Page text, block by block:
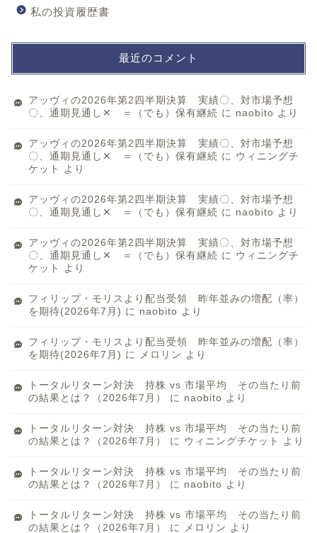
私の投資履歴書
最近のコメント
アッヴィの2026年第2四半期決算 実績〇、対市場予想
〇、通期見通し✕ ＝（でも）保有継続 に naobito より
アッヴィの2026年第2四半期決算 実績〇、対市場予想
〇、通期見通し✕ ＝（でも）保有継続 に ウィニングチ
ケット
より
アッヴィの2026年第2四半期決算 実績〇、対市場予想
〇、通期見通し✕ ＝（でも）保有継続 に naobito より
アッヴィの2026年第2四半期決算 実績〇、対市場予想
〇、通期見通し✕ ＝（でも）保有継続 に ウィニングチ
ケット
より
フィリップ・モリスより配当受領 昨年並みの増配（率）
を期待(2026年7月) に naobito より
フィリップ・モリスより配当受領 昨年並みの増配（率）
を期待(2026年7月) に メロリン より
トータルリターン対決 持株 vs 市場平均 その当たり前
の結果とは？（2026年7月）
に naobito より
トータルリターン対決 持株 vs 市場平均 その当たり前
の結果とは？（2026年7月）
に ウィニングチケット より
トータルリターン対決 持株 vs 市場平均 その当たり前
の結果とは？（2026年7月）
に naobito より
トータルリターン対決 持株 vs 市場平均 その当たり前
の結果とは？（2026年7月）
に メロリン より